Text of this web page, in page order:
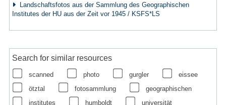
Landschaftsfotos aus der Sammlung des Geographischen
Institutes der HU aus der Zeit vor 1945 / KSFS*LS
Search for similar resources
scanned photo gurgler
eissee
ötztal
fotosammlung
geographischen
institutes
humboldt universität